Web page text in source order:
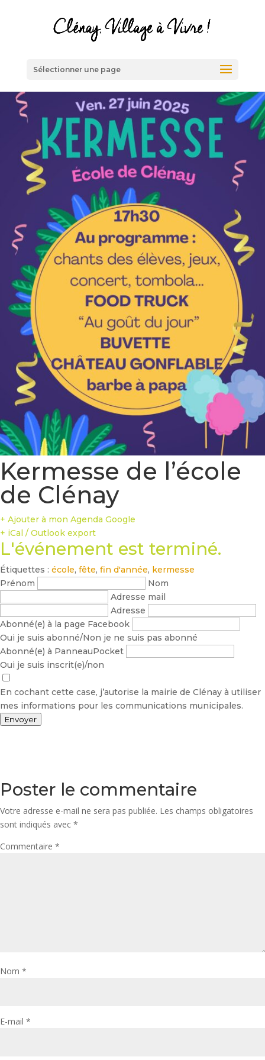
Sélectionner une page
Kermesse de l’école
de Clénay
+ Ajouter à mon Agenda Google
+ iCal / Outlook export
L'événement est terminé.
Étiquettes : école, fête, fin d'année, kermesse
Prénom
Nom
Adresse mail
Adresse
Abonné(e) à la page Facebook
Oui je suis abonné/Non je ne suis pas abonné
Abonné(e) à PanneauPocket
Oui je suis inscrit(e)/non
En cochant cette case, j’autorise la mairie de Clénay à utiliser
mes informations pour les communications municipales.
Envoyer
Poster le commentaire
Votre adresse e-mail ne sera pas publiée. Les champs obligatoires
sont indiqués avec *
Commentaire *
Nom *
E-mail *